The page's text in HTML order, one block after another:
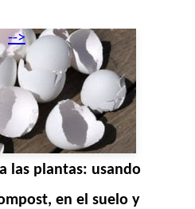
-->
las plantas: usando
en el suelo y